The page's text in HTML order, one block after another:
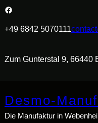
ZumFacebook
+49 6842 5070111
Zum Gunterstal 9, 66440
Desmo-
Die Manufaktur in